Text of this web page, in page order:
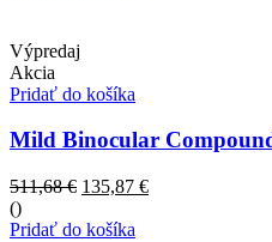
Výpredaj
Akcia
Pridať do košíka
Mild Binocular
511,68€ 135,87 €
()
Pridať do košíka